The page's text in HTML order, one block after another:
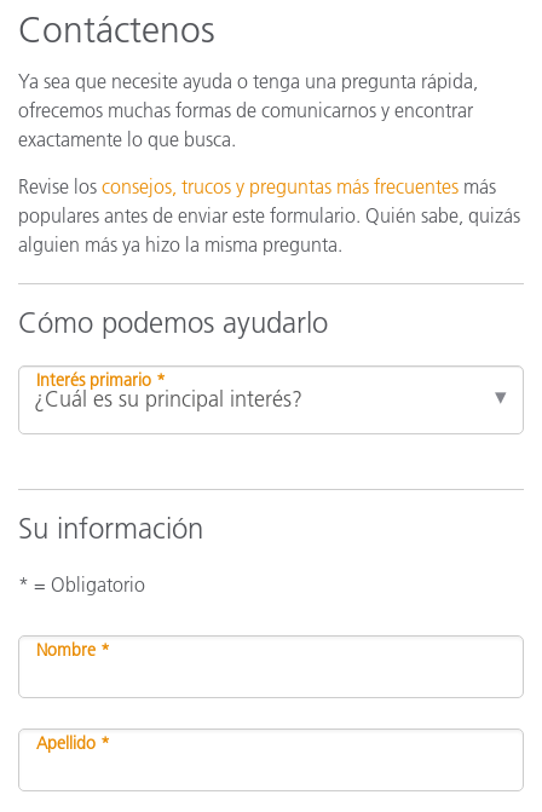
Contáctenos
Ya sea que necesite ayuda o tenga una pregunta rápida,
ofrecemos muchas formas de comunicarnos y encontrar
exactamente lo que busca.
Revise los consejos, trucos y preguntas más frecuentes más
populares antes de enviar este formulario. Quién sabe, quizás
alguien más ya hizo la misma pregunta.
Cómo podemos ayudarlo
Interés primario *
Su información
* = Obligatorio
Nombre *
Apellido *